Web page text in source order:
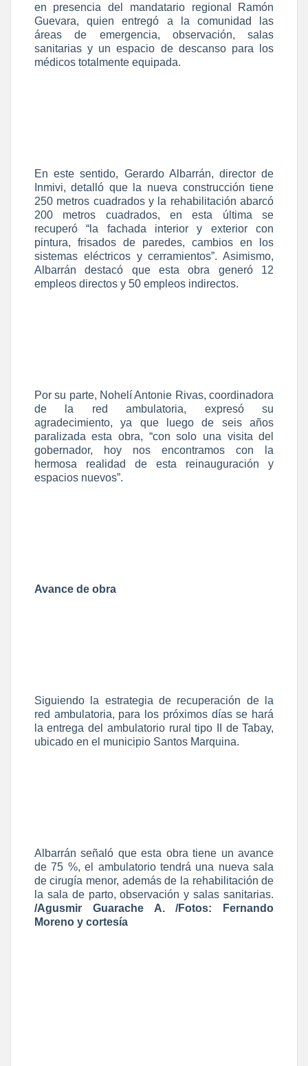
en presencia del mandatario regional Ramón
Guevara, quien entregó a la comunidad las
áreas de emergencia, observación, salas
sanitarias y un espacio de descanso para los
médicos totalmente equipada.
En este sentido, Gerardo Albarrán, director de
Inmivi, detalló que la nueva construcción tiene
250 metros cuadrados y la rehabilitación abarcó
200 metros cuadrados, en esta última se
recuperó “la fachada interior y exterior con
pintura, frisados de paredes, cambios en los
sistemas eléctricos y cerramientos”. Asimismo,
Albarrán destacó que esta obra generó 12
empleos directos y 50 empleos indirectos.
Por su parte, Nohelí Antonie Rivas, coordinadora
de la red ambulatoria, expresó su
agradecimiento, ya que luego de seis años
paralizada esta obra, “con solo una visita del
gobernador, hoy nos encontramos con la
hermosa realidad de esta reinauguración y
espacios nuevos”.
Avance de obra
Siguiendo la estrategia de recuperación de la
red ambulatoria, para los próximos días se hará
la entrega del ambulatorio rural tipo II de Tabay,
ubicado en el municipio Santos Marquina.
Albarrán señaló que esta obra tiene un avance
de 75 %, el ambulatorio tendrá una nueva sala
de cirugía menor, además de la rehabilitación de
la sala de parto, observación y salas sanitarias.
/Agusmir Guarache A. /Fotos: Fernando
Moreno y cortesía